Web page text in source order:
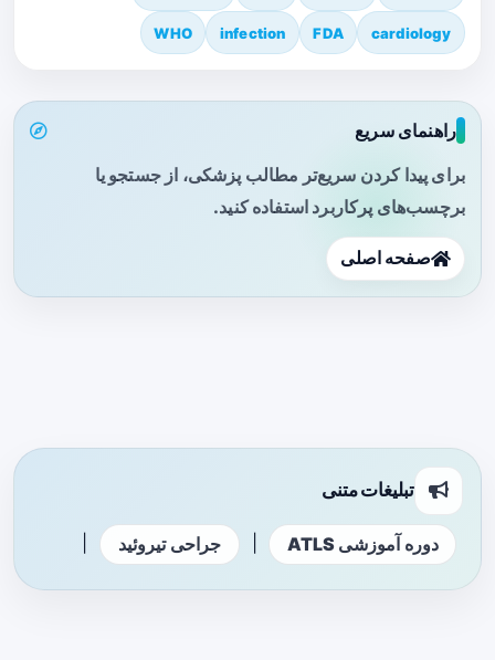
cardiology
FDA
infection
WHO
راهنمای سریع
برای پیدا کردن سریع‌تر مطالب پزشکی، از جستجو یا
برچسب‌های پرکاربرد استفاده کنید.
صفحه اصلی
تبلیغات متنی
دوره آموزشی ATLS جراحی تیروئید